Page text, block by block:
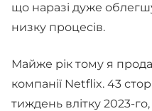
що наразі дуже
низку процесів.
Майже рік тому я
компанії Netflix. 43
тиждень влітку 2023-